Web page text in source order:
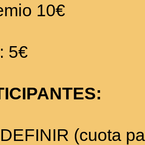
10€
5€
(cuota